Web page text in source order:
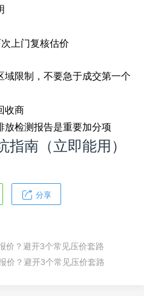
上门复核估价
限制，不要急于成交第一个
收商
放检测报告是重要加分项
指南（立即能用）
分享
价？避开3个常见压价套路
价？避开3个常见压价套路